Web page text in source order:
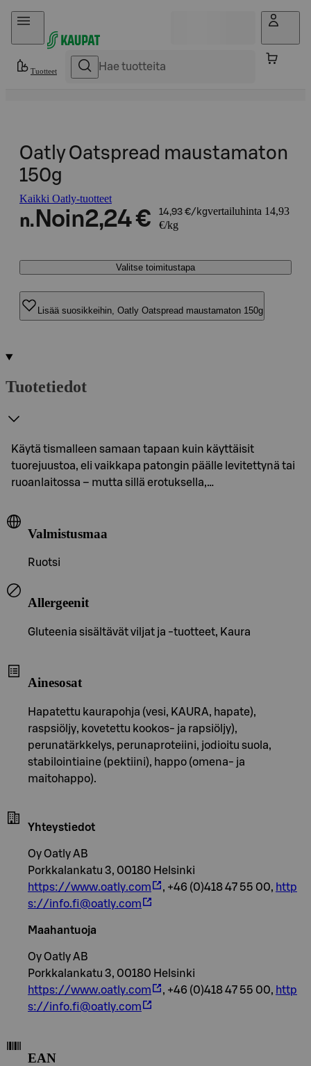
Hyppää sisältöön
Tuotteet
Oatly Oatspread maustamaton
150g
Kaikki Oatly-tuotteet
n. Noin2,24 € 14,93 €/kgvertailuhinta 14,93
€/kg
Valitse toimitustapa
Lisää suosikkeihin, Oatly Oatspread maustamaton 150g
Tuotetiedot
Käytä tismalleen samaan tapaan kuin käyttäisit
tuorejuustoa, eli vaikkapa patongin päälle levitettynä tai
ruoanlaitossa – mutta sillä erotuksella,…
Valmistusmaa
Ruotsi
Allergeenit
Gluteenia sisältävät viljat ja -tuotteet, Kaura
Ainesosat
Hapatettu kaurapohja (vesi, KAURA, hapate),
raspsiöljy, kovetettu kookos- ja rapsiöljy),
perunatärkkelys, perunaproteiini, jodioitu suola,
stabilointiaine (pektiini), happo (omena- ja
maitohappo).
Yhteystiedot
Oy Oatly AB
Porkkalankatu 3, 00180 Helsinki
https://www.oatly.com
, +46 (0)418 47 55 00, http
s://info.fi@oatly.com
Maahantuoja
Oy Oatly AB
Porkkalankatu 3, 00180 Helsinki
https://www.oatly.com
, +46 (0)418 47 55 00, http
s://info.fi@oatly.com
EAN